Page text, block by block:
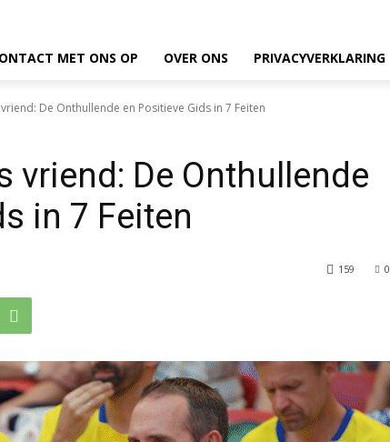
MET ONS OP OVER ONS PRIVACYVERKLARING
De Onthullende en Positieve Gids in 7 Feiten
vriend: De Onthullende
in 7 Feiten
0
159